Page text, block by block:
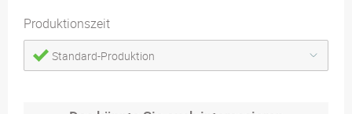
Produktionszeit
Standard-Produktion